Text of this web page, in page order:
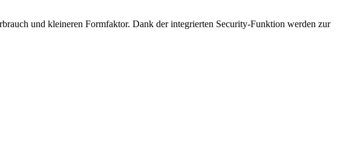
und kleineren Formfaktor. Dank der integrierten Security-Funktion werden zur